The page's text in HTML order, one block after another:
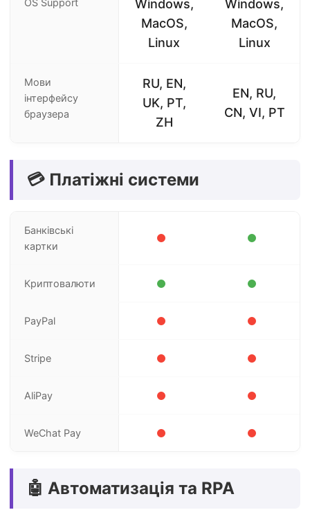
OS Support
Windows,
MacOS,
Linux
Windows,
MacOS,
Linux
Мови
інтерфейсу
браузера
RU, EN,
UK, PT,
ZH
EN, RU,
CN, VI, PT
💳 Платіжні системи
Банківські
картки
Криптовалюти
PayPal
Stripe
AliPay
WeChat Pay
🤖 Автоматизація та RPA